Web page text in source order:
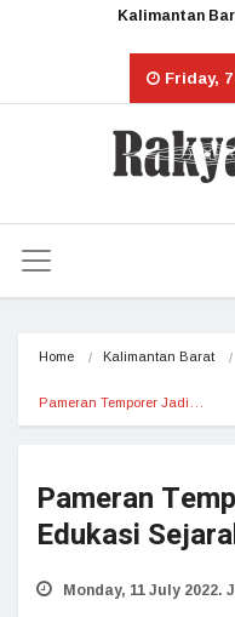
Kalimantan
Friday, 7
Home Kalimantan Barat
Pameran Temporer Jadi…
Pameran
Edukasi
Monday, 11 July 2022.